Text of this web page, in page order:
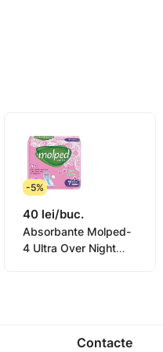
actioneaza
-5%
40 lei/buc.
Absorbante Molped-
4 Ultra Over Night
Contacte